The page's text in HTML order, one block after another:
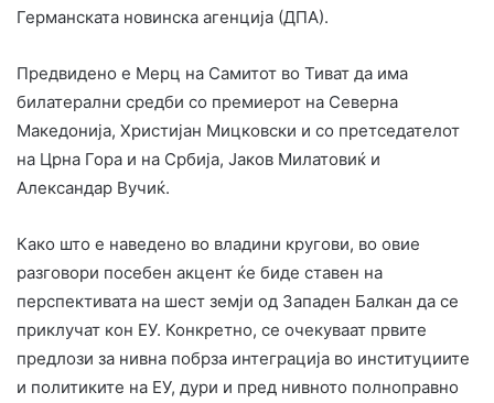
Германската новинска агенција (ДПА).
Предвидено е Мерц на Самитот во Тиват да има
билатерални средби со премиерот на Северна
Македонија, Христијан Мицковски и со претседателот
на Црна Гора и на Србија, Јаков Милатовиќ и
Александар Вучиќ.
Како што е наведено во владини кругови, во овие
разговори посебен акцент ќе биде ставен на
перспективата на шест земји од Западен Балкан да се
приклучат кон ЕУ. Конкретно, се очекуваат првите
предлози за нивна побрза интеграција во институциите
и политиките на ЕУ, дури и пред нивното полноправно